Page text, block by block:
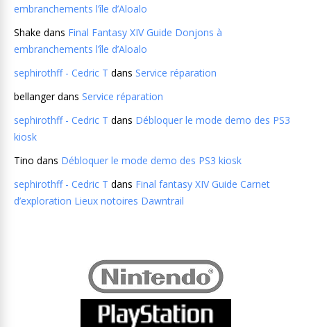
embranchements l’île d’Aloalo
Shake dans Final Fantasy XIV Guide Donjons à
embranchements l’île d’Aloalo
sephirothff - Cedric T dans Service réparation
bellangerdans Service réparation
sephirothff - Cedric T dans Débloquer le mode demo des PS3
kiosk
Tino dans Débloquer le mode demo des PS3 kiosk
sephirothff - Cedric T dans Final fantasy XIV Guide Carnet
d’exploration Lieux notoires Dawntrail